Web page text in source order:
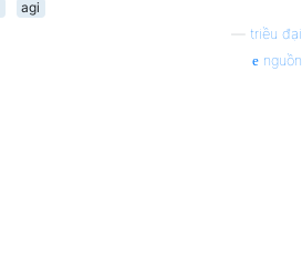
agi
triều đại
nguồn